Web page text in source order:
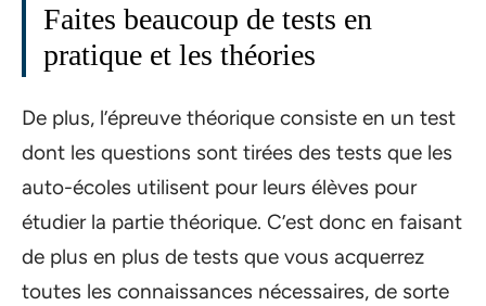
Faites beaucoup de tests en
pratique et les théories
De plus, l’épreuve théorique consiste en un test
dont les questions sont tirées des tests que les
auto-écoles utilisent pour leurs élèves pour
étudier la partie théorique. C’est donc en faisant
de plus en plus de tests que vous acquerrez
toutes les connaissances nécessaires, de sorte